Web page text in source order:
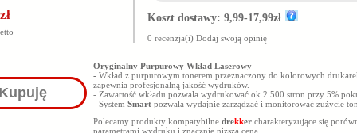
Koszt dostawy: 9,99-17,99zł
0 recenzja(i) Dodaj swoją opinię
Oryginalny Purpurowy Wkład Laserowy
- Wkład z purpurowym tonerem przeznaczony do kolorowych
zapewnia profesjonalną jakość wydruków.
- Zawartość wkładu pozwala wydrukować ok 2 500 stron przy 5%
- System Smart pozwala wydajnie zarządzać i monitorować zużycie
Polecamy produkty kompatybilne drekker charakteryzujące się
parametrami wydruku i znacznie niższą ceną.